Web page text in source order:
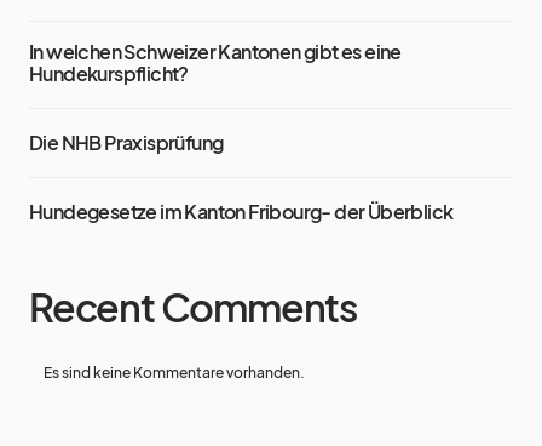
In welchen Schweizer Kantonen gibt es eine
Hundekurspflicht?
Die NHB Praxisprüfung
Hundegesetze im Kanton Fribourg- der Überblick
Recent Comments
Es sind keine Kommentare vorhanden.